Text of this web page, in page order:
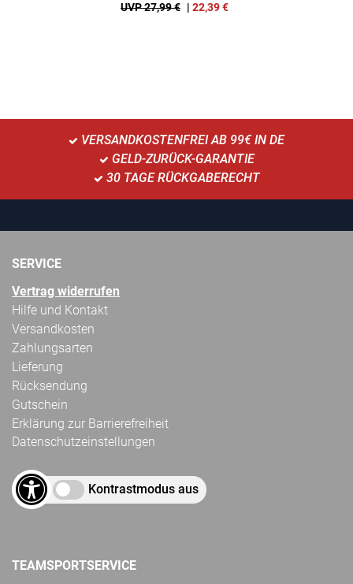
UVP 27,99 € | 22,39€
VERSANDKOSTENFREI AB 99€ IN DE
GELD-ZURÜCK-GARANTIE
30 TAGE RÜCKGABERECHT
SERVICE
Vertrag widerrufen
Hilfe und Kontakt
Versandkosten
Zahlungsarten
Lieferung
Rücksendung
Gutschein
Erklärung zur Barrierefreiheit
Datenschutzeinstellungen
Kontrastmodus aus
TEAMSPORTSERVICE